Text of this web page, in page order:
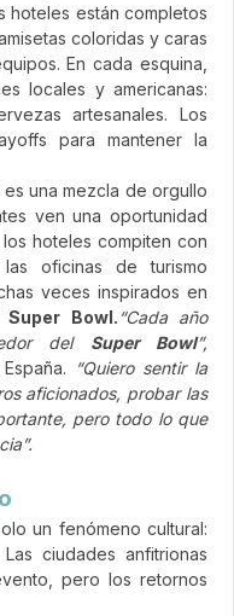
hoteles están completos
coloridas y caras
En cada esquina,
locales y americanas:
artesanales. Los
para mantener la
es una mezcla de orgullo
ven una oportunidad
hoteles compiten con
oficinas de turismo
veces inspirados en
Super Bowl. “Cada año
del Super Bowl”,
“Quiero sentir la
aficionados, probar las
pero todo lo que
un fenómeno cultural:
ciudades anfitrionas
pero los retornos